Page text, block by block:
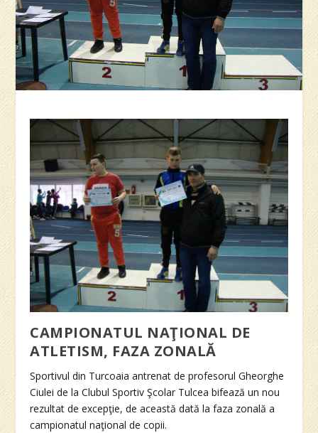
CAMPIONATUL NAŢIONAL DE
ATLETISM, FAZA ZONALĂ
Sportivul din Turcoaia antrenat de profesorul Gheorghe
Ciulei de la Clubul Sportiv Şcolar Tulcea bifează un nou
rezultat de excepţie, de această dată la faza zonală a
campionatul naţional de copii.